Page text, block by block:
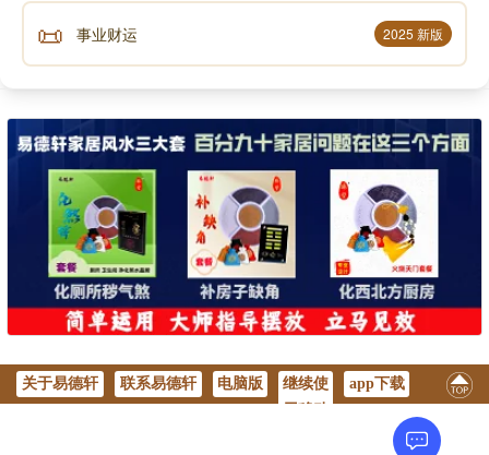
📜 事业财运 2025 新版
关于易德轩 联系易德轩 电脑版
继续使
app下载